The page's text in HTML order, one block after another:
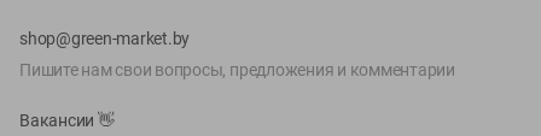
shop@green-market.by
Пишите нам свои вопросы, предложения и комментарии
Вакансии 👋